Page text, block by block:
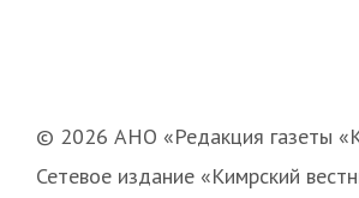
© 2026 АНО «Редакция газеты
Сетевое издание «Кимрский